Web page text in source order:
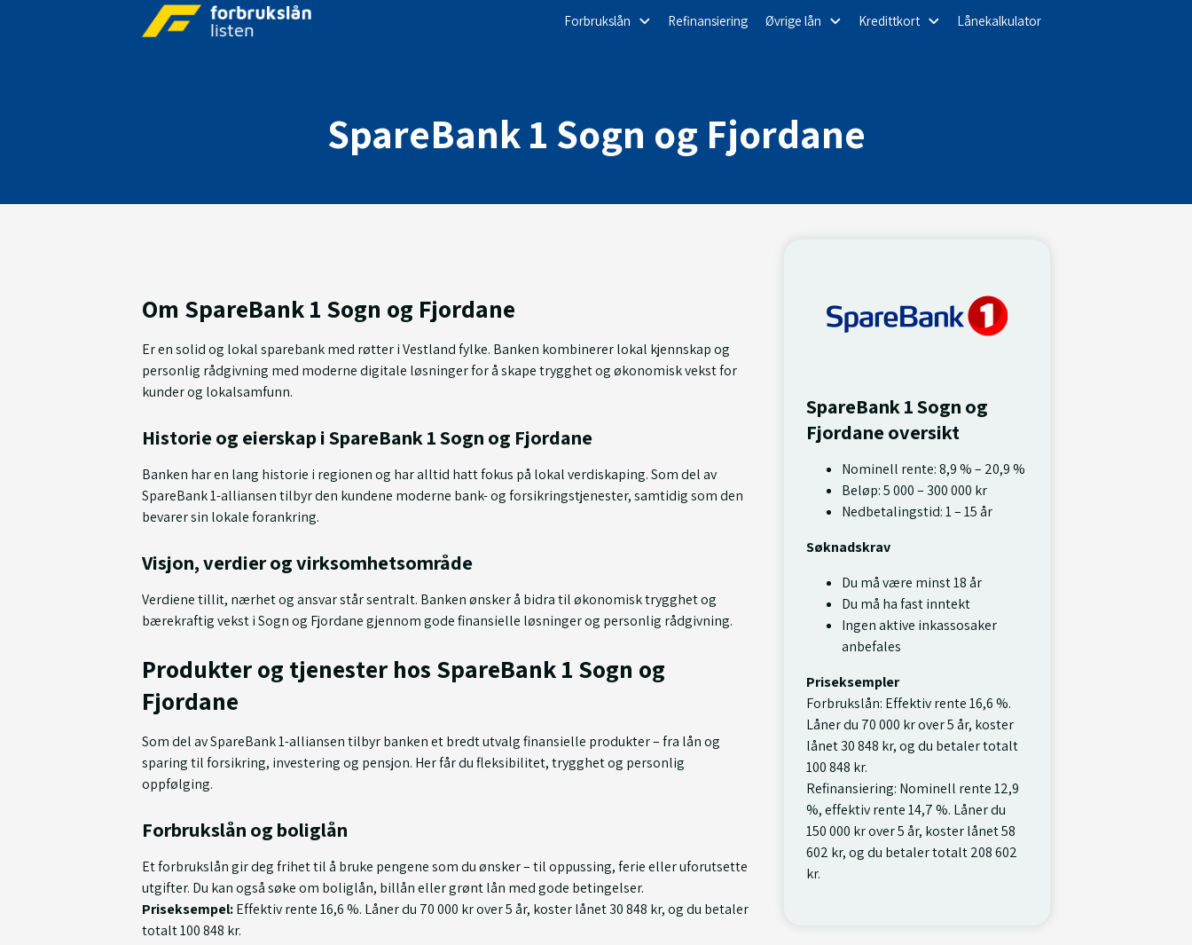
Forbrukslån Refinansiering Øvrige lån Kredittkort Lånekalkulator
SpareBank 1 Sogn og Fjordane
SpareBank 1 Sogn og
Fjordane oversikt
Nominell rente: 8,9 % – 20,9 %
Beløp: 5 000 – 300 000 kr
Nedbetalingstid: 1 – 15 år
Søknadskrav
Du må være minst 18 år
Du må ha fast inntekt
Ingen aktive inkassosaker
anbefales
Priseksempler
Forbrukslån: Effektiv rente 16,6 %.
Låner du 70 000 kr over 5 år, koster
lånet 30 848 kr, og du betaler totalt
100 848 kr.
Refinansiering: Nominell rente 12,9
%, effektiv rente 14,7 %. Låner du
150 000 kr over 5 år, koster lånet 58
602 kr, og du betaler totalt 208 602
kr.
Om SpareBank 1 Sogn og Fjordane
Er en solid og lokal sparebank med røtter i Vestland fylke. Banken kombinerer lokal kjennskap og
personlig rådgivning med moderne digitale løsninger for å skape trygghet og økonomisk vekst for
kunder og lokalsamfunn.
Historie og eierskap i SpareBank 1 Sogn og Fjordane
Banken har en lang historie i regionen og har alltid hatt fokus på lokal verdiskaping. Som del av
SpareBank 1-alliansen tilbyr den kundene moderne bank- og forsikringstjenester, samtidig som den
bevarer sin lokale forankring.
Visjon, verdier og virksomhetsområde
Verdiene tillit, nærhet og ansvar står sentralt. Banken ønsker å bidra til økonomisk trygghet og
bærekraftig vekst i Sogn og Fjordane gjennom gode finansielle løsninger og personlig rådgivning.
Produkter og tjenester hos SpareBank 1 Sogn og
Fjordane
Som del av SpareBank 1-alliansen tilbyr banken et bredt utvalg finansielle produkter – fra lån og
sparing til forsikring, investering og pensjon. Her får du fleksibilitet, trygghet og personlig
oppfølging.
Forbrukslån og boliglån
Et forbrukslån gir deg frihet til å bruke pengene som du ønsker – til oppussing, ferie eller uforutsette
utgifter. Du kan også søke om boliglån, billån eller grønt lån med gode betingelser.
Priseksempel:Effektiv rente 16,6 %. Låner du 70 000 kr over 5 år, koster lånet 30 848 kr, og du betaler
totalt 100 848 kr.